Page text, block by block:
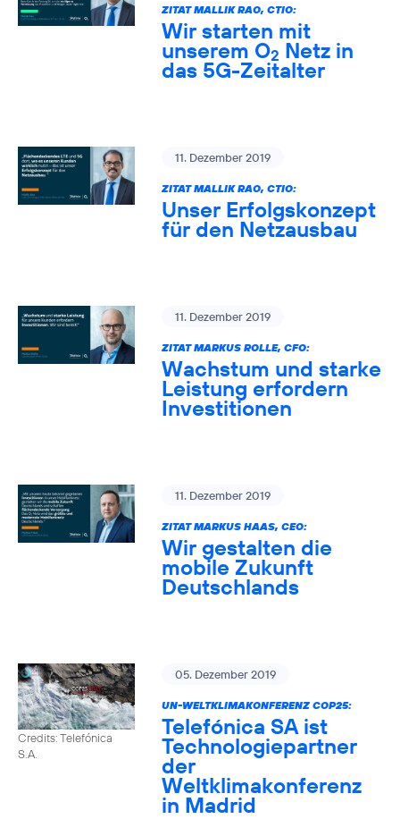
ZITAT MALLIK RAO, CTIO:
Wir starten mit
unserem O2 Netz in
das 5G-Zeitalter
11. Dezember 2019
ZITAT MALLIK RAO, CTIO:
Unser Erfolgskonzept
für den Netzausbau
11. Dezember 2019
ZITAT MARKUS ROLLE, CFO:
Wachstum und starke
Leistung erfordern
Investitionen
11. Dezember 2019
ZITAT MARKUS HAAS, CEO:
Wir gestalten die
mobile Zukunft
Deutschlands
Credits: Telefónica
S.A.
05. Dezember 2019
UN-WELTKLIMAKONFERENZ COP25:
Telefónica SA ist
Technologiepartner
der
Weltklimakonferenz
in Madrid